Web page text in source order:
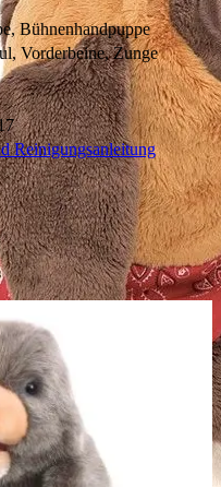
Bühnenhandpuppe
Vorderbeine, Zunge
Reinigungsanleitung